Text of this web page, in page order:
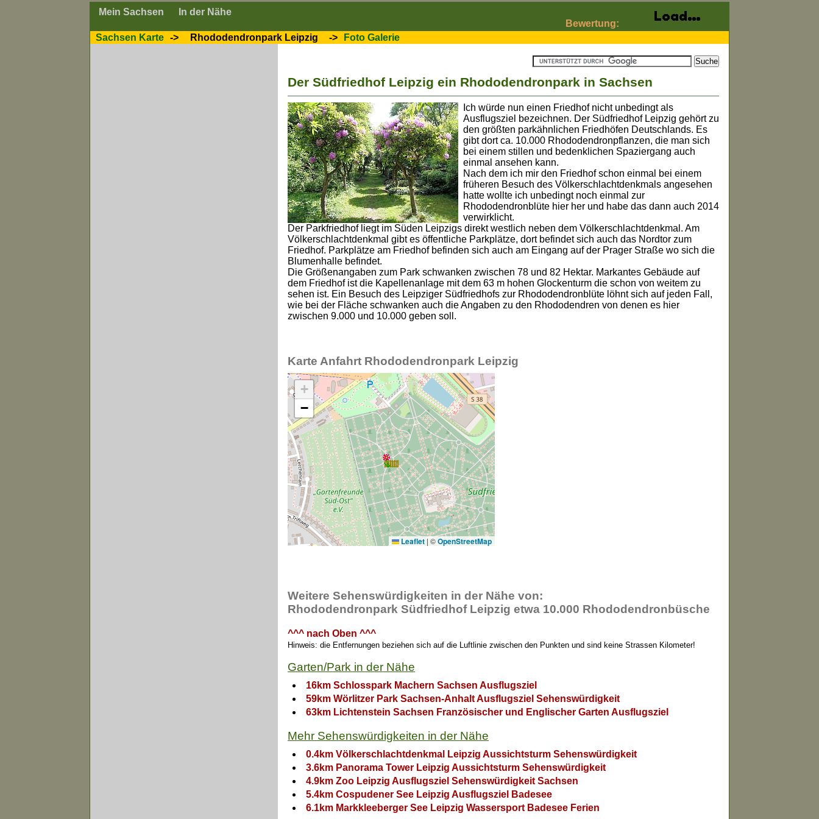
Bewertung:
Mein Sachsen In der Nähe
Sachsen Karte -> Rhododendronpark Leipzig -> Foto Galerie
Der Südfriedhof Leipzig ein Rhododendronpark in Sachsen
Ich würde nun einen Friedhof nicht unbedingt als
Ausflugsziel bezeichnen. Der Südfriedhof Leipzig gehört zu
den größten parkähnlichen Friedhöfen Deutschlands. Es
gibt dort ca. 10.000 Rhododendronpflanzen, die man sich
bei einem stillen und bedenklichen Spaziergang auch
einmal ansehen kann.
Nach dem ich mir den Friedhof schon einmal bei einem
früheren Besuch des Völkerschlachtdenkmals angesehen
hatte wollte ich unbedingt noch einmal zur
Rhododendronblüte hier her und habe das dann auch 2014
verwirklicht.
Der Parkfriedhof liegt im Süden Leipzigs direkt westlich neben dem Völkerschlachtdenkmal. Am
Völkerschlachtdenkmal gibt es öffentliche Parkplätze, dort befindet sich auch das Nordtor zum
Friedhof. Parkplätze am Friedhof befinden sich auch am Eingang auf der Prager Straße wo sich die
Blumenhalle befindet.
Die Größenangaben zum Park schwanken zwischen 78 und 82 Hektar. Markantes Gebäude auf
dem Friedhof ist die Kapellenanlage mit dem 63 m hohen Glockenturm die schon von weitem zu
sehen ist. Ein Besuch des Leipziger Südfriedhofs zur Rhododendronblüte löhnt sich auf jeden Fall,
wie bei der Fläche schwanken auch die Angaben zu den Rhododendren von denen es hier
zwischen 9.000 und 10.000 geben soll.
Karte Anfahrt Rhododendronpark Leipzig
+
−
Leaflet | ©OpenStreetMap
Weitere Sehenswürdigkeiten in der Nähe von:
Rhododendronpark Südfriedhof Leipzig etwa 10.000 Rhododendronbüsche
^^^ nach Oben ^^^
Hinweis: die Entfernungen beziehen sich auf die Luftlinie zwischen den Punkten und sind keine Strassen Kilometer!
Garten/Park in der Nähe
16km Schlosspark Machern Sachsen Ausflugsziel
59km Wörlitzer Park Sachsen-Anhalt Ausflugsziel Sehenswürdigkeit
63km Lichtenstein Sachsen Französischer und Englischer Garten Ausflugsziel
Mehr Sehenswürdigkeiten in der Nähe
0.4km Völkerschlachtdenkmal Leipzig Aussichtsturm Sehenswürdigkeit
3.6km Panorama Tower Leipzig Aussichtsturm Sehenswürdigkeit
4.9km Zoo Leipzig Ausflugsziel Sehenswürdigkeit Sachsen
5.4km Cospudener See Leipzig Ausflugsziel Badesee
6.1km Markkleeberger See Leipzig Wassersport Badesee Ferien